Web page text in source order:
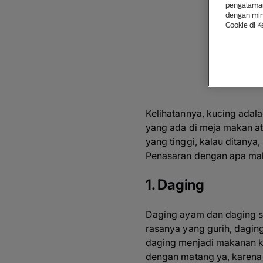
Kelihatannya, kucing
yang ada di meja makan
yang tinggi, kalau
Penasaran dengan apa
1. Daging
Daging ayam dan daging
rasanya yang gurih,
daging menjadi makanan
dengan matang ya,
dengan
Cookie di